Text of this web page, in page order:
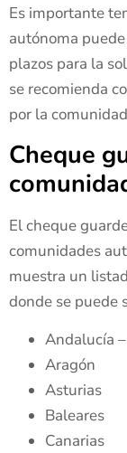
Es importante
autónoma
plazos para la
se recomienda
por la
Cheque
El cheque
comunidades
muestra un
donde se puede
Andalucía
Aragón
Asturias
Baleares
Canarias